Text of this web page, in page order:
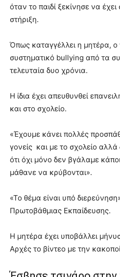
όταν το παιδί ξεκίνησε να
στήριξη.
Όπως καταγγέλλει η μητέρα, ο
συστηματικό bullying από τα
τελευταία δυο χρόνια.
Η ίδια έχει απευθυνθεί
και στο σχολείο.
«Έχουμε κάνει πολλές
γονείς και με το σχολείο
ότι όχι μόνο δεν βγάλαμε
μάθανε να κρύβονται».
«Το θέμα είναι υπό
Πρωτοβάθμιας Εκπαίδευσης.
Η μητέρα έχει υποβάλλει
Αρχές το βίντεο με την